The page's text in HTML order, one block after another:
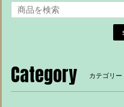
Category カテゴリー